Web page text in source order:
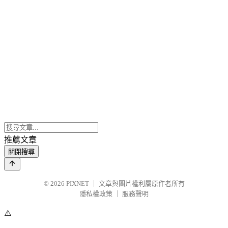
推薦文章
關閉搜尋
© 2026 PIXNET
文章與圖片權利屬原作者所有
隱私權政策
服務聲明
⚠️